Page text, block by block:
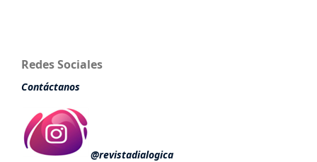
Redes Sociales
Contáctanos
@revistadialogica